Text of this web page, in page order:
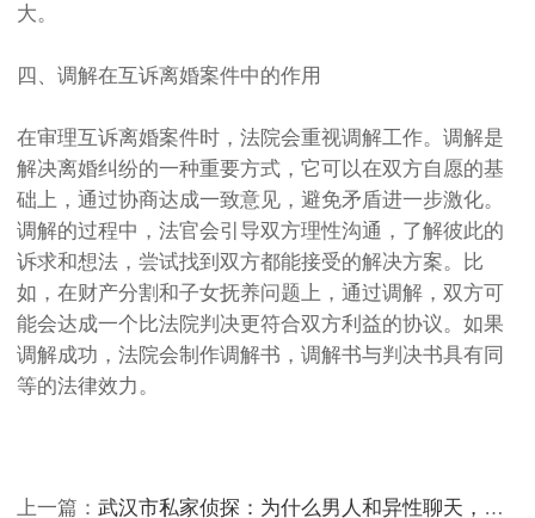
大。
四、调解在互诉离婚案件中的作用
在审理互诉离婚案件时，法院会重视调解工作。调解是
解决离婚纠纷的一种重要方式，它可以在双方自愿的基
础上，通过协商达成一致意见，避免矛盾进一步激化。
调解的过程中，法官会引导双方理性沟通，了解彼此的
诉求和想法，尝试找到双方都能接受的解决方案。比
如，在财产分割和子女抚养问题上，通过调解，双方可
能会达成一个比法院判决更符合双方利益的协议。如果
调解成功，法院会制作调解书，调解书与判决书具有同
等的法律效力。
上一篇： 武汉市私家侦探：为什么男人和异性聊天，一定要及时止损？因为男女思维完全不一样